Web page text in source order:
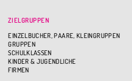
ZIELGRUPPEN
EINZELBUCHER, PAARE, KLEINGRUPPEN
GRUPPEN
SCHULKLASSEN
KINDER & JUGENDLICHE
FIRMEN